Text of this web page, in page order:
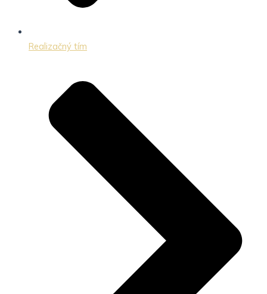
Realizačný tím